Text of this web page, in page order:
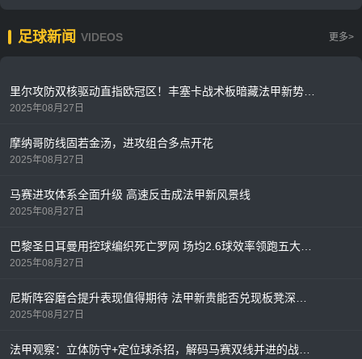
足球新闻 VIDEOS 更多>
2025年08月27日
摩纳哥防线固若金汤，进攻组合多点开花
2025年08月27日
马赛进攻体系全面升级 高速反击成法甲新风景线
2025年08月27日
2025年08月27日
2025年08月27日